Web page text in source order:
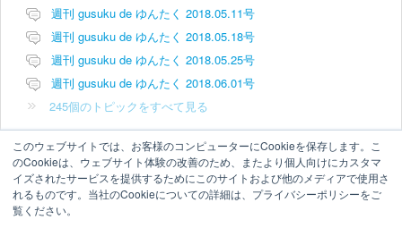
このウェブサイトでは、お客様のコンピューターにCookieを保存します。こ
のCookieは、ウェブサイト体験の改善のため、またより個人向けにカスタマ
イズされたサービスを提供するためにこのサイトおよび他のメディアで使用さ
れるものです。当社のCookieについての詳細は、プライバシーポリシーをご
覧ください。
週刊 gusuku de ゆんたく 2018.05.11号
週刊 gusuku de ゆんたく 2018.05.18号
週刊 gusuku de ゆんたく 2018.05.25号
週刊 gusuku de ゆんたく 2018.06.01号
245個のトピックをすべて見る